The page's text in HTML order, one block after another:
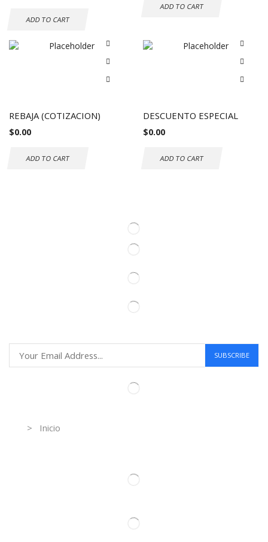
ADD TO CART
ADD TO CART
REBAJA (COTIZACION)
$0.00
ADD TO CART
DESCUENTO ESPECIAL
$0.00
ADD TO CART
> Inicio